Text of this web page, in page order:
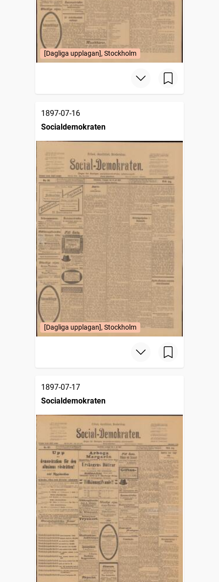
[Dagliga upplagan], Stockholm
1897-07-16
Socialdemokraten
[Dagliga upplagan], Stockholm
1897-07-17
Socialdemokraten